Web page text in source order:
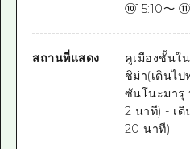
⑩15:10～
สถานที่แสดง
คูเมืองชั้นใ
ชิม่า(เดินไ
ซันโนะมารุ
2 นาที) - เ
20 นาที)